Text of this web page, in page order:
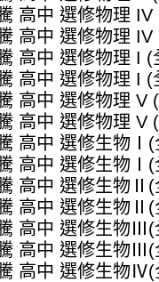
高中 選修物理
高中 選修物理
高中 選修物理 I
高中 選修物理 I
高中 選修物理 V
高中 選修物理 V
高中 選修生物
高中 選修生物
高中 選修生物
高中 選修生物
高中 選修生物Ⅲ(
高中 選修生物
高中 選修生物